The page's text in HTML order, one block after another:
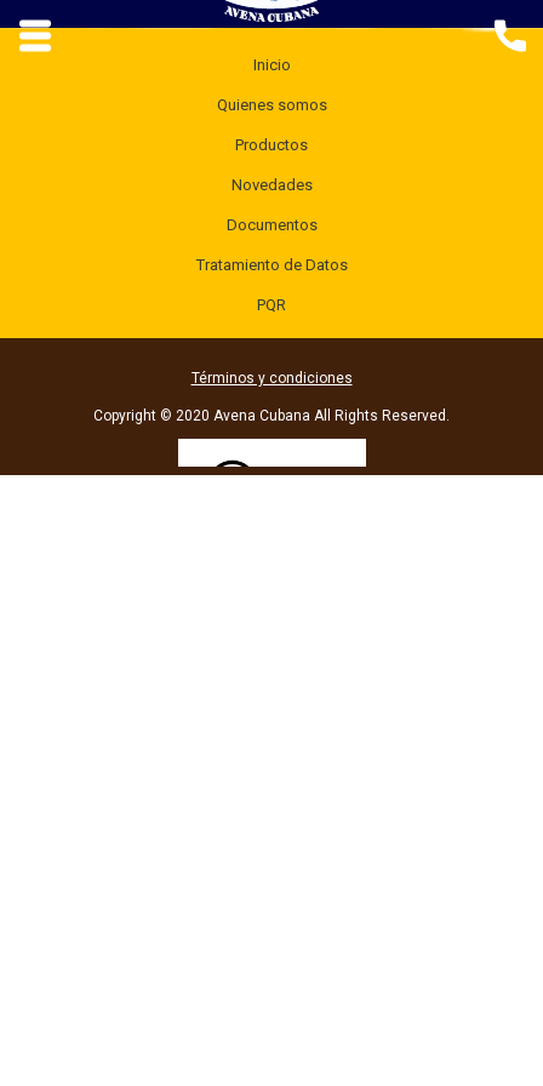
Inicio
Quienes somos
Productos
Novedades
Documentos
Tratamiento de Datos
PQR
Términos y condiciones
Copyright © 2020 Avena Cubana All Rights Reserved.